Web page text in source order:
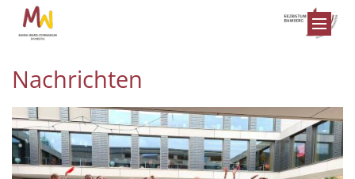
Zum Inhalt springen
Nachrichten